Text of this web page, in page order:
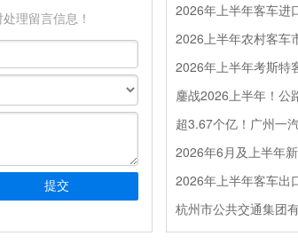
理留言信息！
2026上半年农村客车
2026年上半年客车出